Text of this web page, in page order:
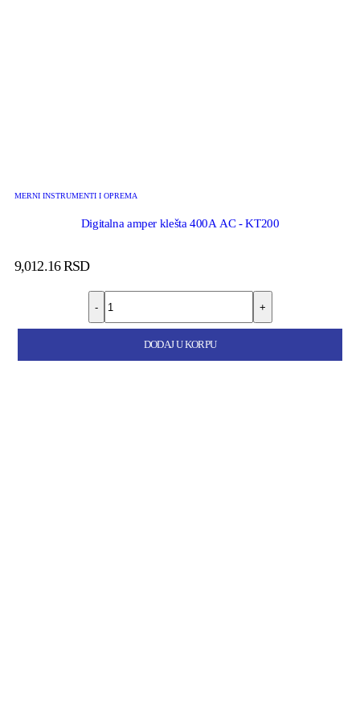
MERNI INSTRUMENTI I OPREMA
Digitalna amper klešta 400A AC - KT200
9,012.16RSD
- +
DODAJ U KORPU